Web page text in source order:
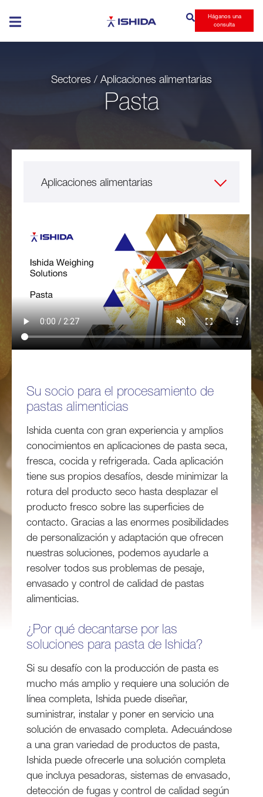
Háganos una
consulta
Sectores / Aplicaciones alimentarias
Pasta
Aplicaciones alimentarias
Su socio para el procesamiento de
pastas alimenticias
Ishida cuenta con gran experiencia y amplios
conocimientos en aplicaciones de pasta seca,
fresca, cocida y refrigerada. Cada aplicación
tiene sus propios desafíos, desde minimizar la
rotura del producto seco hasta desplazar el
producto fresco sobre las superficies de
contacto. Gracias a las enormes posibilidades
de personalización y adaptación que ofrecen
nuestras soluciones, podemos ayudarle a
resolver todos sus problemas de pesaje,
envasado y control de calidad de pastas
alimenticias.
¿Por qué decantarse por las
soluciones para pasta de Ishida?
Si su desafío con la producción de pasta es
mucho más amplio y requiere una solución de
línea completa, Ishida puede diseñar,
suministrar, instalar y poner en servicio una
solución de envasado completa. Adecuándose
a una gran variedad de productos de pasta,
Ishida puede ofrecerle una solución completa
que incluya pesadoras, sistemas de envasado,
detección de fugas y control de calidad según